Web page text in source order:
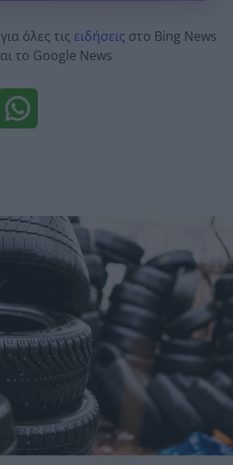
όλες τις ειδήσεις στο Bing News
το Google News